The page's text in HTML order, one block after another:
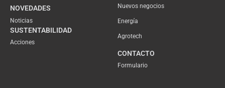
NOVEDADES
Noticias
SUSTENTABILIDAD
Acciones
Nuevos negocios
Energía
Agrotech
CONTACTO
Formulario